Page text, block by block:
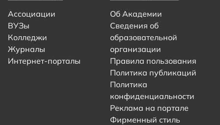
Ассоциации
ВУЗы
Колледжи
Журналы
Интернет-порталы
Об Академии
Сведения об
образовательной
организации
Правила пользования
Политика публикаций
Политика
конфиденциальности
Реклама на портале
Фирменный стиль